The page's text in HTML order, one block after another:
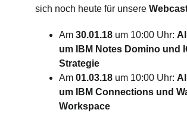
sich noch heute für unsere
Am30.01.18 um 10:00 Uhr:
um IBM Notes Domino und
Strategie
Am01.03.18 um 10:00 Uhr:
um IBM Connections und
Workspace